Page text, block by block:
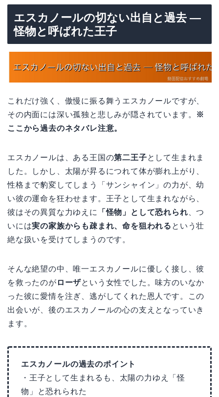
エスカノールの切ない出自と過去 —
怪物と呼ばれた王子
これだけ強く、傲慢に振る舞うエスカノールですが、
その内面には深い孤独と悲しみが隠されています。 ※
ここから過去のネタバレ注意。
エスカノールは、ある王国の第二王子として生まれま
した。しかし、太陽が昇るにつれて体が膨れ上がり、
性格まで豹変してしまう「サンシャイン」の力が、幼
い彼の運命を狂わせます。王子として生まれながら、
彼はその異質な力ゆえに
「怪物」として恐れられ 、つ
いには実の家族からも疎まれ、命を狙われる という壮
絶な扱いを受けてしまうのです。
そんな絶望の中、唯一エスカノールに優しく接し、彼
を救ったのが ローザという女性でした。味方のいなか
った彼に愛情を注ぎ、逃がしてくれた恩人です。この
出会いが、後のエスカノールの心の支えとなっていき
ます。
エスカノールの過去のポイント
・王子として生まれるも、太陽の力ゆえ「怪
物」と恐れられた